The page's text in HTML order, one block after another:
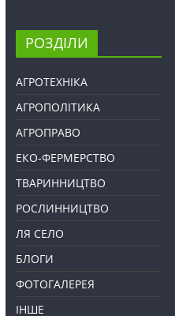
РОЗДІЛИ
АГРОТЕХНІКА
АГРОПОЛІТИКА
АГРОПРАВО
ЕКО-ФЕРМЕРСТВО
ТВАРИННИЦТВО
РОСЛИННИЦТВО
ЛЯ СЕЛО
БЛОГИ
ФОТОГАЛЕРЕЯ
ІНШЕ